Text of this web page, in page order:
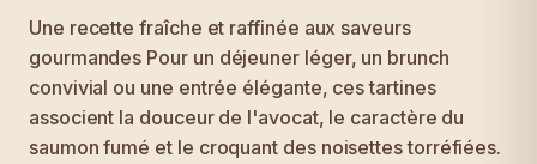
Une recette fraîche et raffinée aux saveurs
gourmandes Pour un déjeuner léger, un brunch
convivial ou une entrée élégante, ces tartines
associent la douceur de l'avocat, le caractère du
saumon fumé et le croquant des noisettes torréfiées.